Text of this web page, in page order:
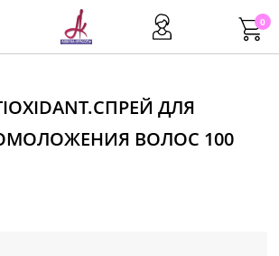
0
ДЛЯ
ВОЛОС 100